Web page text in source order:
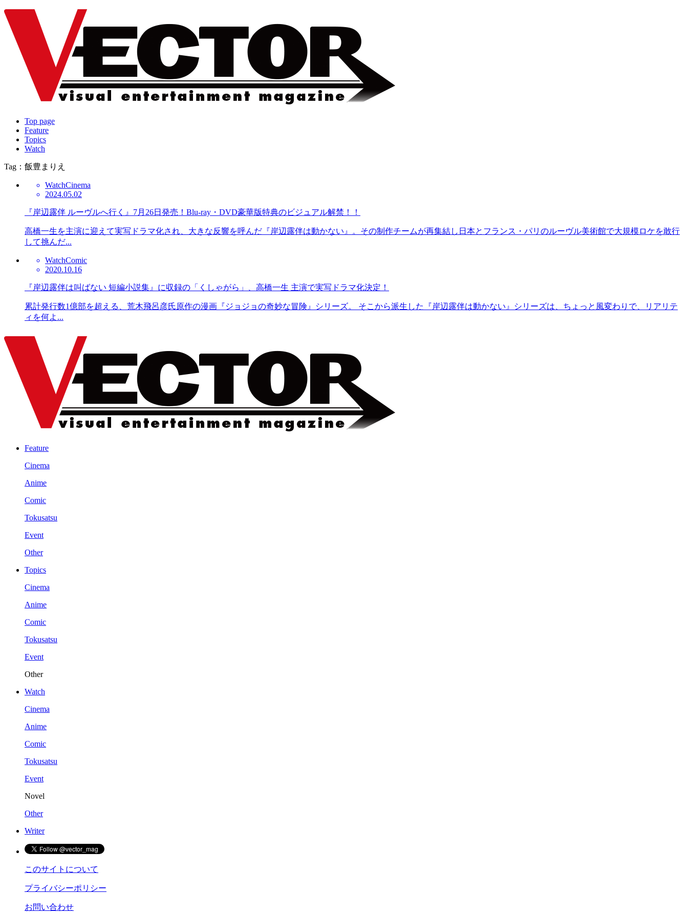
Top page
Feature
Topics
Watch
Tag：飯豊まりえ
WatchCinema
2024.05.02
『岸辺露伴 ルーヴルへ行く』7月26日発売！Blu-ray・DVD豪華版特典のビジュアル解禁！！
高橋一生を主演に迎えて実写ドラマ化され、大きな反響を呼んだ『岸辺露伴は動かない』。その制作チームが再集結し日本とフランス・パリのルーヴル美術館で大規模ロケを敢行
して挑んだ...
WatchComic
2020.10.16
『岸辺露伴は叫ばない 短編小説集』に収録の「くしゃがら」、高橋一生 主演で実写ドラマ化決定！
累計発行数1億部を超える、荒木飛呂彦氏原作の漫画『ジョジョの奇妙な冒険』シリーズ。 そこから派生した『岸辺露伴は動かない』シリーズは、ちょっと風変わりで、リアリテ
ィを何よ...
Feature
Cinema
Anime
Comic
Tokusatsu
Event
Other
Topics
Cinema
Anime
Comic
Tokusatsu
Event
Other
Watch
Cinema
Anime
Comic
Tokusatsu
Event
Novel
Other
Writer
このサイトについて
プライバシーポリシー
お問い合わせ